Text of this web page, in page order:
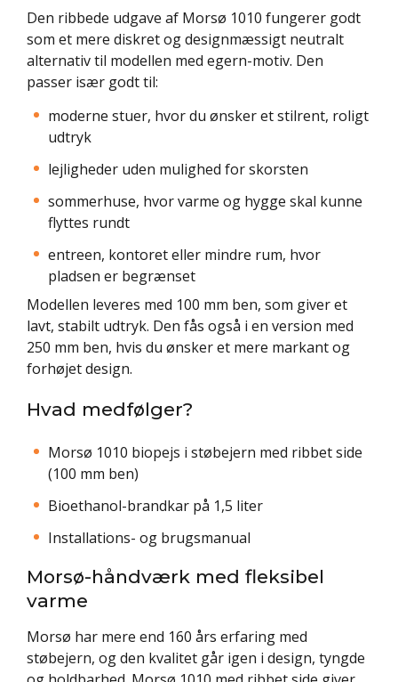
Den ribbede udgave af Morsø 1010 fungerer godt
som et mere diskret og designmæssigt neutralt
alternativ til modellen med egern-motiv. Den
passer især godt til:
moderne stuer, hvor du ønsker et stilrent, roligt
udtryk
lejligheder uden mulighed for skorsten
sommerhuse, hvor varme og hygge skal kunne
flyttes rundt
entreen, kontoret eller mindre rum, hvor
pladsen er begrænset
Modellen leveres med 100 mm ben, som giver et
lavt, stabilt udtryk. Den fås også i en version med
250 mm ben, hvis du ønsker et mere markant og
forhøjet design.
Hvad medfølger?
Morsø 1010 biopejs i støbejern med ribbet side
(100 mm ben)
Bioethanol-brandkar på 1,5 liter
Installations- og brugsmanual
Morsø-håndværk med fleksibel
varme
Morsø har mere end 160 års erfaring med
støbejern, og den kvalitet går igen i design, tyngde